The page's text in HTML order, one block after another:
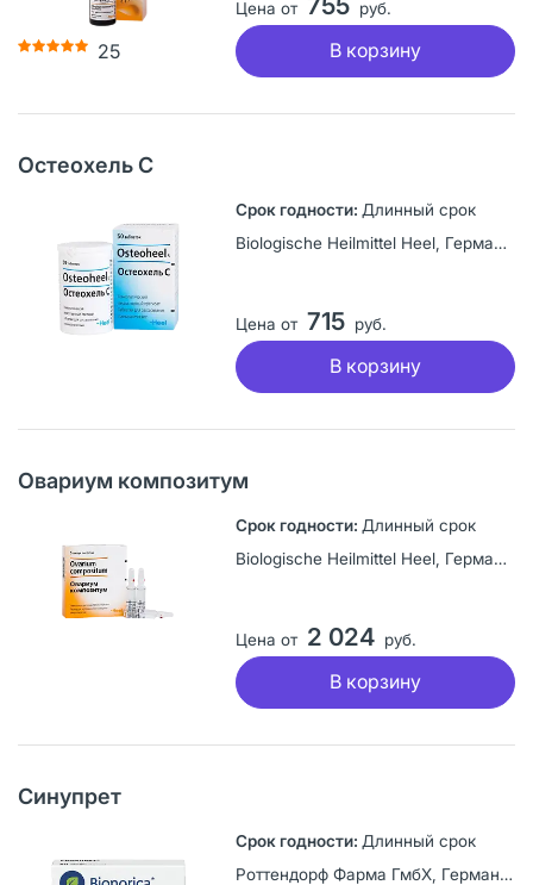
25
Цена от руб.
В корзину
Остеохель С
Длинный срок
Biologische Heilmittel Heel, Германия
Цена от 715 руб.
В корзину
Овариум композитум
Длинный срок
Biologische Heilmittel Heel, Германия
Цена от 2 024 руб.
В корзину
Синупрет
Длинный срок
Роттендорф Фарма ГмбХ, Германия